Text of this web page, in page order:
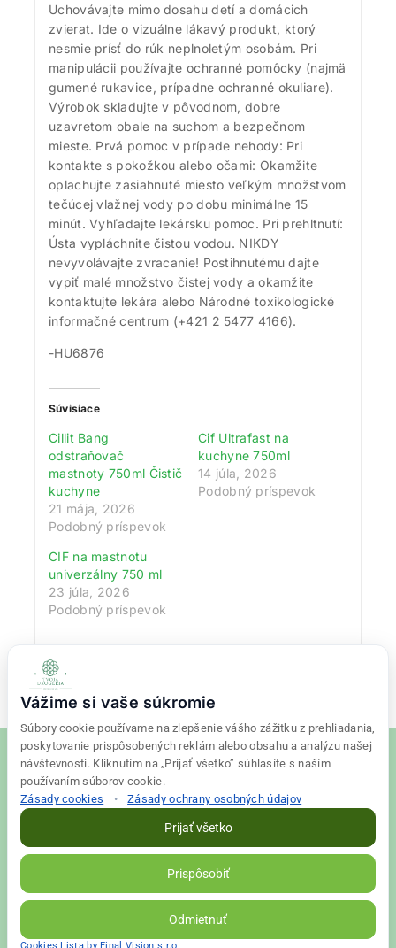
Uchovávajte mimo dosahu detí a domácich
zvierat. Ide o vizuálne lákavý produkt, ktorý
nesmie prísť do rúk neplnoletým osobám. Pri
manipulácii používajte ochranné pomôcky (najmä
gumené rukavice, prípadne ochranné okuliare).
Výrobok skladujte v pôvodnom, dobre
uzavretom obale na suchom a bezpečnom
mieste. Prvá pomoc v prípade nehody: Pri
kontakte s pokožkou alebo očami: Okamžite
oplachujte zasiahnuté miesto veľkým množstvom
tečúcej vlažnej vody po dobu minimálne 15
minút. Vyhľadajte lekársku pomoc. Pri prehltnutí:
Ústa vypláchnite čistou vodou. NIKDY
nevyvolávajte zvracanie! Postihnutému dajte
vypiť malé množstvo čistej vody a okamžite
kontaktujte lekára alebo Národné toxikologické
informačné centrum (+421 2 5477 4166). ​
-HU6876
Súvisiace
Cillit Bang
odstraňovač
mastnoty 750ml Čistič
kuchyne
21 mája, 2026
Podobný príspevok
Cif Ultrafast na
kuchyne 750ml
14 júla, 2026
Podobný príspevok
CIF na mastnotu
univerzálny 750 ml
23 júla, 2026
Podobný príspevok
Zásady ochrany osobných údajov|
VALLS s. r. o. | IČO: 56698526 | DIČ: 2122398663
Vážime si vaše súkromie
Súbory cookie používame na zlepšenie vášho zážitku z prehliadania,
poskytovanie prispôsobených reklám alebo obsahu a analýzu našej
návštevnosti. Kliknutím na „Prijať všetko” súhlasíte s naším
používaním súborov cookie.
Zásady cookies
• Zásady ochrany osobných údajov
Prispôsobiť
Odmietnuť
Prijať všetko